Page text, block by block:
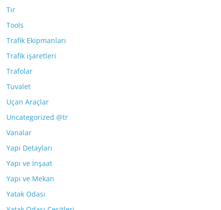
Tır
Tools
Trafik Ekipmanları
Trafik işaretleri
Trafolar
Tuvalet
Uçan Araçlar
Uncategorized @tr
Vanalar
Yapı Detayları
Yapı ve İnşaat
Yapı ve Mekan
Yatak Odası